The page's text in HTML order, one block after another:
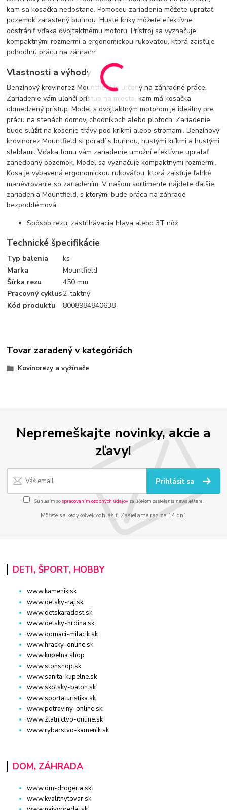
kam sa kosačka nedostane. Pomocou zariadenia môžete upratať
pozemok zarastený burinou. Husté kríky môžete efektívne
odstrániť vďaka dvojtaktnému motoru. Prístroj sa vyznačuje
kompaktnými rozmermi a ergonomickou rukoväťou, ktorá zaisťuje
pohodlnú prácu na záhrade.
Vlastnosti a výhody
Benzínový krovinorez Mountfield je určený na záhradné práce.
Zariadenie vám uľahčí prístup na miesta, kam má kosačka
obmedzený prístup. Model s dvojtaktným motorom je ideálny pre
prácu na stenách domov, chodníkoch alebo plotoch. Zariadenie
bude slúžiť na kosenie trávy pod kríkmi alebo stromami. Benzínový
krovinorez Mountfield si poradí s burinou, hustými kríkmi a hustými
steblami. Vďaka tomu vám zariadenie umožní efektívne upratať
zanedbaný pozemok. Model sa vyznačuje kompaktnými rozmermi.
Kosa je vybavená ergonomickou rukoväťou, ktorá zaisťuje ľahké
manévrovanie so zariadením. V našom sortimente nájdete ďalšie
zariadenia Mountfield, s ktorými bude práca na záhrade
bezproblémová.
Spôsob rezu: zastrihávacia hlava alebo 3T nôž
Technické špecifikácie
Typ balenia
ks
Marka
Mountfield
Šírka rezu
450 mm
Pracovný cyklus2-taktný
Kód produktu
8008984840638
Tovar zaradený v kategóriách
Kovinorezy a vyžínače
Nepremeškajte novinky, akcie a
zľavy!
Prihlásiť sa
Súhlasím sospracovaním osobných údajov za účelom zasielania newslettera.
Môžete sa kedykoľvek odhlásiť. Zasielame raz za 14 dní.
DETI, ŠPORT, HOBBY
www.kamenik.sk
www.detsky-raj.sk
www.detskaradost.sk
www.detsky-hrdina.sk
www.domaci-milacik.sk
www.hracky-online.sk
www.kupelna.shop
www.stonshop.sk
www.sanita-kupelne.sk
www.skolsky-batoh.sk
www.sportaturistika.sk
www.potraviny-online.sk
www.zlatnictvo-online.sk
www.rybarstvo-kamenik.sk
DOM, ZÁHRADA
www.dm-drogeria.sk
www.kvalitnytovar.sk